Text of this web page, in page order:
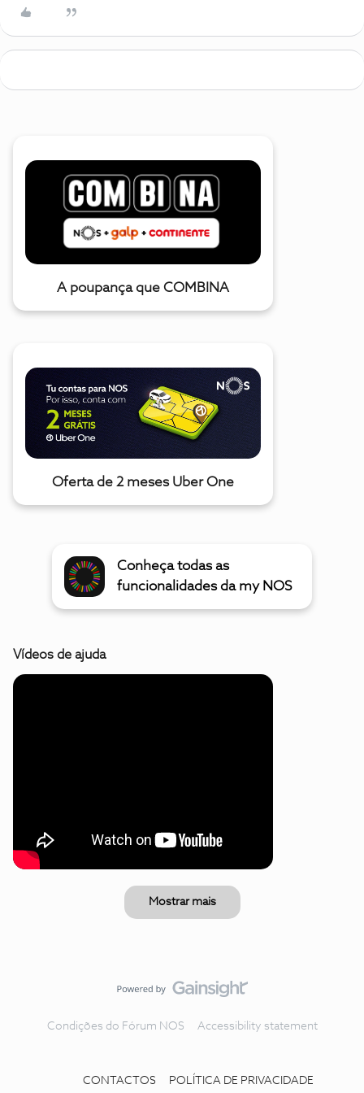
A poupança que COMBINA
Oferta de 2 meses Uber One
Conheça todas as
funcionalidades da my NOS
Vídeos de ajuda
Mostrar mais
Condições do Fórum NOS Accessibility statement
CONTACTOS POLÍTICA DE PRIVACIDADE